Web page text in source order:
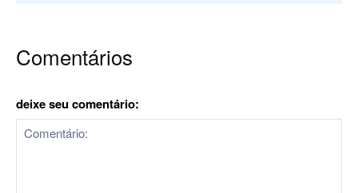
Comentários
deixe seu comentário: